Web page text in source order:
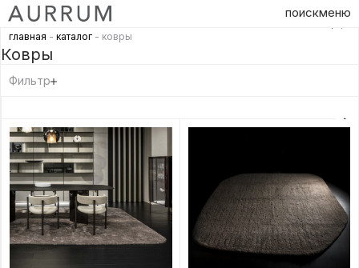
поискменю
главная - каталог - ковры
Ковры
Фильтр